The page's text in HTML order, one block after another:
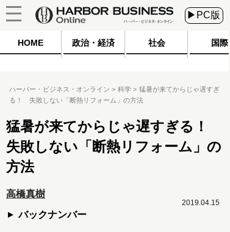
▶PC版
HOME 政治・経済 社会 国際
ハーバー・ビジネス・オンライン 科学
猛暑が来てからじゃ遅すぎ
る！ 失敗しない「断熱リフォーム」の方法
猛暑が来てからじゃ遅すぎる！
失敗しない「断熱リフォーム」の
方法
高橋真樹
バックナンバー
2019.04.15